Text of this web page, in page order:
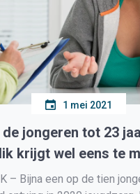
1 mei 2021
de jongeren tot 23
krijgt wel eens te
– Bijna een op de tien